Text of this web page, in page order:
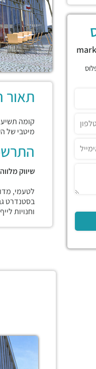
תאור
מיטבי של
שיווק
לטעמי,
בסטנדרט
וחנויות